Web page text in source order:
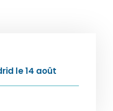
le 14 août